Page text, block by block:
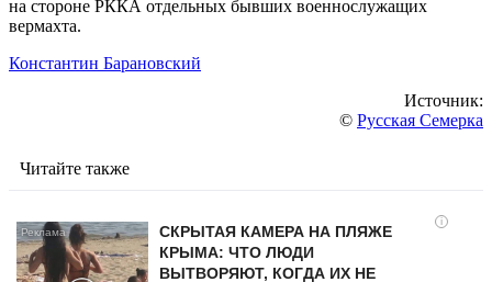
на стороне РККА отдельных бывших военнослужащих
вермахта.
Константин Барановский
Источник:
© Русская Семерка
Читайте также
i
СКРЫТАЯ КАМЕРА НА ПЛЯЖЕ
КРЫМА: ЧТО ЛЮДИ
ВЫТВОРЯЮТ, КОГДА ИХ НЕ